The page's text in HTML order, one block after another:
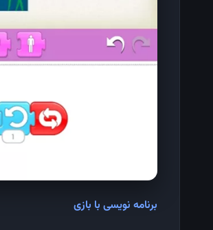
برنامه ‌نویسی با بازی